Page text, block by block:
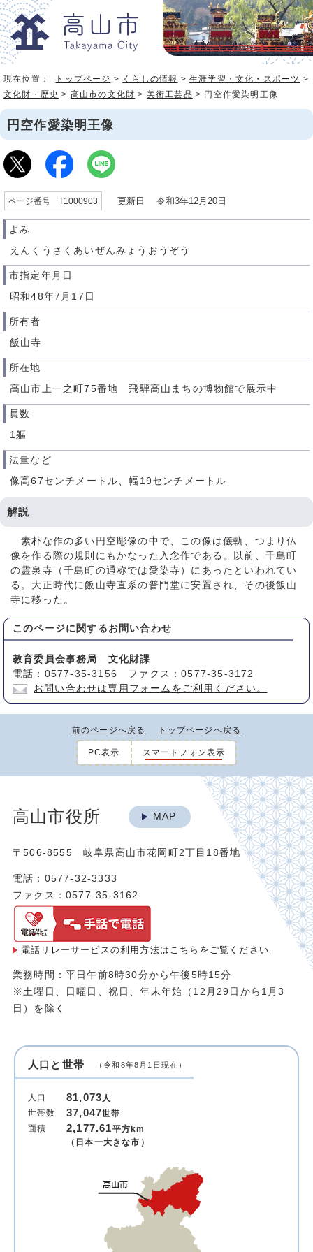
現在位置： トップページ > くらしの情報 >生涯学習・文化・スポーツ >
文化財・歴史 > 高山市の文化財 > 美術工芸品 > 円空作愛染明王像
円空作愛染明王像
ページ番号 T1000903 更新日 令和3年12月20日
よみ
えんくうさくあいぜんみょうおうぞう
市指定年月日
昭和48年7月17日
所有者
飯山寺
所在地
高山市上一之町75番地 飛騨高山まちの博物館で展示中
員数
1軀
法量など
像高67センチメートル、幅19センチメートル
解説
素朴な作の多い円空彫像の中で、この像は儀軌、つまり仏
像を作る際の規則にもかなった入念作である。以前、千島町
の霊泉寺（千島町の通称では愛染寺）にあったといわれてい
る。大正時代に飯山寺直系の普門堂に安置され、その後飯山
寺に移った。
このページに関する お問い合わせ
教育委員会事務局 文化財課
電話：0577-35-3156 ファクス：0577-35-3172
お問い合わせは専用フォームをご利用ください。
前のページへ戻る トップページへ戻る
PC表示 スマートフォン表示
高山市役所 MAP
〒506-8555 岐阜県高山市花岡町2丁目18番地
電話：0577-32-3333
ファクス：0577-35-3162
電話リレーサービスの利用方法は こちらをご覧ください
業務時間：平日午前8時30分から午後5時15分
※土曜日、日曜日、祝日、年末年始（12月29日から1月3
日）を除く
人口と世帯 （令和8年8月1日現在）
人口 81,073人
世帯数
37,047世帯
面積
2,177.61平方km
（日本一大きな市）